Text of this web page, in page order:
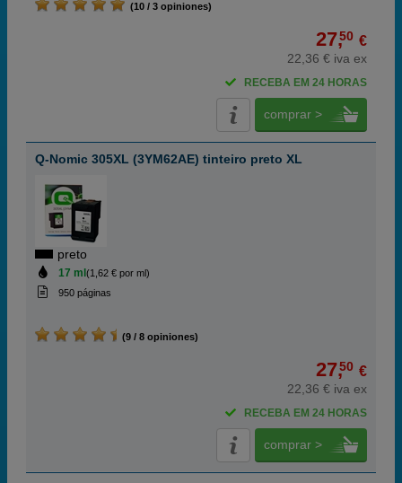
(10 / 3 opiniones)
27,50 €
22,36 € iva ex
RECEBA EM 24 HORAS
comprar >
Q-Nomic 305XL (3YM62AE) tinteiro preto XL
preto
17 ml (1,62 € por ml)
950 páginas
(9 / 8 opiniones)
27,50 €
22,36 € iva ex
RECEBA EM 24 HORAS
comprar >